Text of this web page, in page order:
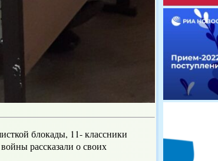
блокады, 11- классники
рассказали о своих